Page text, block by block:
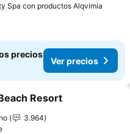
Spa con productos Alqvimia
precios
Ver precios
a favoritos
Resort
3.964